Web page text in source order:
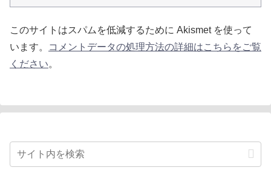
このサイトはスパムを低減するために Akismet を使って
います。
コメントデータの処理方法の詳細はこちらをご覧
ください。